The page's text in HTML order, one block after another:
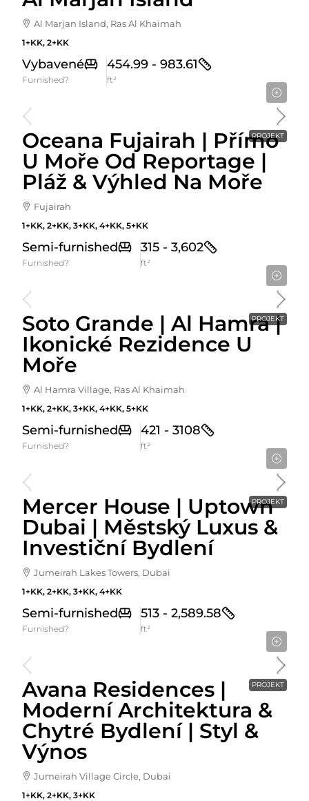
Al Marjan Island, Ras Al Khaimah
1+KK, 2+KK
Vybavené
Furnished?
454.99 - 983.61
ft²
PROJEKT
Oceana Fujairah | Přímo
U Moře Od Reportage |
Pláž & Výhled Na Moře
Fujairah
1+KK, 2+KK, 3+KK, 4+KK, 5+KK
Semi-furnished
Furnished?
315 - 3,602
ft²
PROJEKT
Soto Grande | Al Hamra |
Ikonické Rezidence U
Moře
Al Hamra Village, Ras Al Khaimah
1+KK, 2+KK, 3+KK, 4+KK, 5+KK
Semi-furnished
Furnished?
421 - 3108
ft²
PROJEKT
Mercer House | Uptown
Dubai | Městský Luxus &
Investiční Bydlení
Jumeirah Lakes Towers, Dubai
1+KK, 2+KK, 3+KK, 4+KK
Semi-furnished
Furnished?
513 - 2,589.58
ft²
PROJEKT
Avana Residences |
Moderní Architektura &
Chytré Bydlení | Styl &
Výnos
Jumeirah Village Circle, Dubai
1+KK, 2+KK, 3+KK